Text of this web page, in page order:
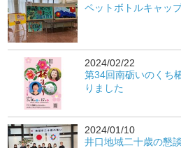
ペットボトルキャッ
2024/02/22
第34回南砺いのくち
りました
2024/01/10
井口地域二十歳の懇